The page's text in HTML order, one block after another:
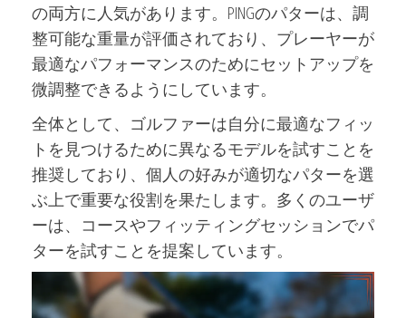
の両方に人気があります。PINGのパターは、調
整可能な重量が評価されており、プレーヤーが
最適なパフォーマンスのためにセットアップを
微調整できるようにしています。
全体として、ゴルファーは自分に最適なフィッ
トを見つけるために異なるモデルを試すことを
推奨しており、個人の好みが適切なパターを選
ぶ上で重要な役割を果たします。多くのユーザ
ーは、コースやフィッティングセッションでパ
ターを試すことを提案しています。